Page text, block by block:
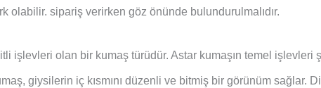
olabilir. sipariş verirken göz önünde bulundurulmalıdır.
işlevleri olan bir kumaş türüdür. Astar kumaşın temel işlevleri
giysilerin iç kısmını düzenli ve bitmiş bir görünüm